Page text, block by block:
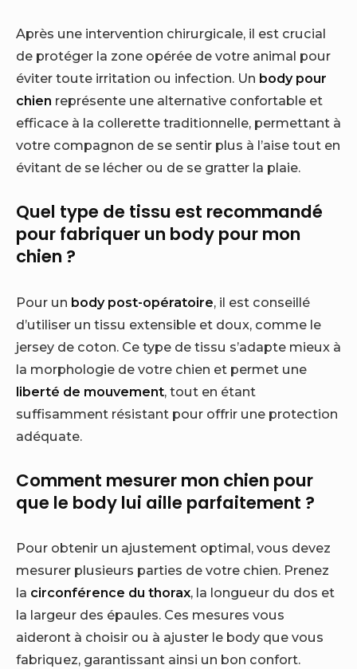
Après une intervention chirurgicale, il est crucial
de protéger la zone opérée de votre animal pour
éviter toute irritation ou infection. Un body pour
chien représente une alternative confortable et
efficace à la collerette traditionnelle, permettant à
votre compagnon de se sentir plus à l’aise tout en
évitant de se lécher ou de se gratter la plaie.
Quel type de tissu est recommandé
pour fabriquer un body pour mon
chien ?
Pour un body post-opératoire, il est conseillé
d’utiliser un tissu extensible et doux, comme le
jersey de coton. Ce type de tissu s’adapte mieux à
la morphologie de votre chien et permet une
liberté de mouvement, tout en étant
suffisamment résistant pour offrir une protection
adéquate.
Comment mesurer mon chien pour
que le body lui aille parfaitement ?
Pour obtenir un ajustement optimal, vous devez
mesurer plusieurs parties de votre chien. Prenez
la circonférence du thorax, la longueur du dos et
la largeur des épaules. Ces mesures vous
aideront à choisir ou à ajuster le body que vous
fabriquez, garantissant ainsi un bon confort.